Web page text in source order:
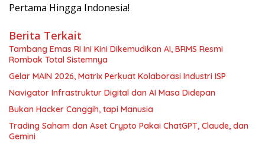
Pertama Hingga Indonesia!
Berita Terkait
Tambang Emas RI Ini Kini Dikemudikan AI, BRMS Resmi
Rombak Total Sistemnya
Gelar MAIN 2026, Matrix Perkuat Kolaborasi Industri ISP
Navigator Infrastruktur Digital dan AI Masa Didepan
Bukan Hacker Canggih, tapi Manusia
Trading Saham dan Aset Crypto Pakai ChatGPT, Claude, dan
Gemini